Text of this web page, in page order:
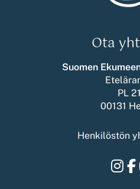
Ota
Suomen
PL
00131
Henkilöstön